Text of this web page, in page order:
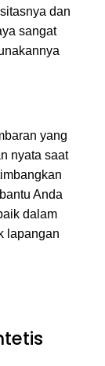
dan
sangat
yang
nyata saat
Anda
dalam
lapangan